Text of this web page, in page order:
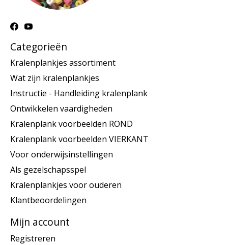
Categorieën
Kralenplankjes assortiment
Wat zijn kralenplankjes
Instructie - Handleiding kralenplank
Ontwikkelen vaardigheden
Kralenplank voorbeelden ROND
Kralenplank voorbeelden VIERKANT
Voor onderwijsinstellingen
Als gezelschapsspel
Kralenplankjes voor ouderen
Klantbeoordelingen
Mijn account
Registreren